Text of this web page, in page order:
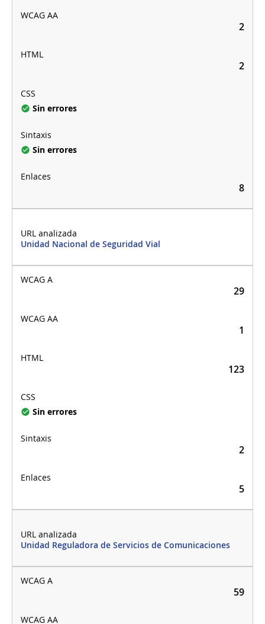
2
2
Sin errores
Sin errores
8
Unidad Nacional de Seguridad Vial
29
1
123
Sin errores
2
5
Unidad Reguladora de Servicios de Comunicaciones
59